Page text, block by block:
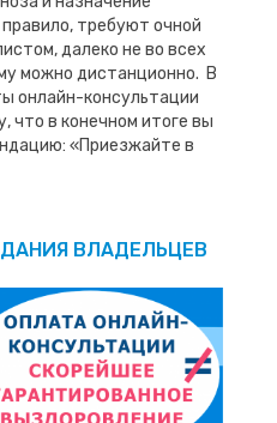
правило, требуют очной
далеко не во всех
можно дистанционно. В
онлайн-консультации
что в конечном итоге вы
«Приезжайте в
ВЛАДЕЛЬЦЕВ